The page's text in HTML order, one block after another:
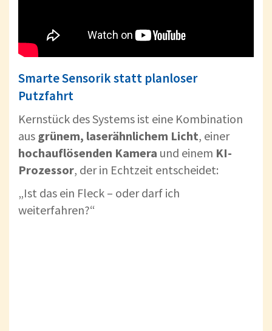
Smarte Sensorik statt planloser
Putzfahrt
Kernstück des Systems ist eine Kombination
aus grünem, laserähnlichem Licht, einer
hochauflösenden Kamera und einem KI-
Prozessor, der in Echtzeit entscheidet:
„Ist das ein Fleck – oder darf ich
weiterfahren?“